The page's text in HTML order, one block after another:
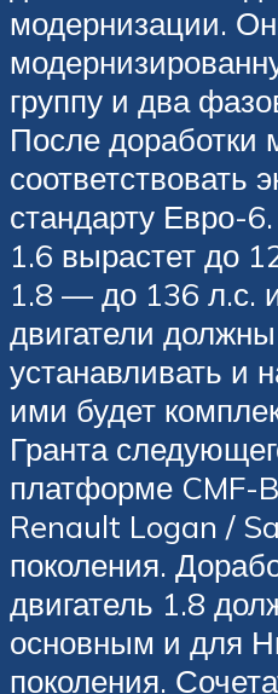
модернизации.
группу и два
После доработки
соответствовать
стандарту Евро-
1.6 вырастет до
1.8 — до 136 л.с.
двигатели
устанавливать и
ими будет
Гранта
платформе CMF-
Renault Logan /
поколения.
двигатель 1.8
основным и для
поколения.